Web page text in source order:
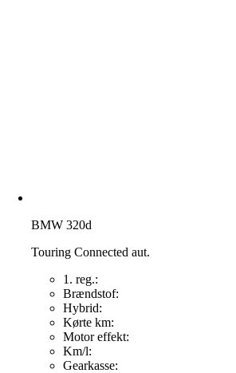
BMW 320d
Touring Connected aut.
1. reg.:
Brændstof:
Hybrid:
Kørte km:
Motor effekt:
Km/l:
Gearkasse: